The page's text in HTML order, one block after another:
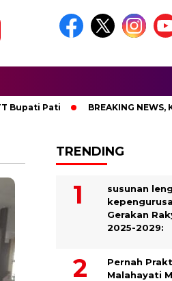
Pati BREAKING NEWS,
TRENDING
susunan
Gerakan
2025-2029:
Pernah
Malahayati